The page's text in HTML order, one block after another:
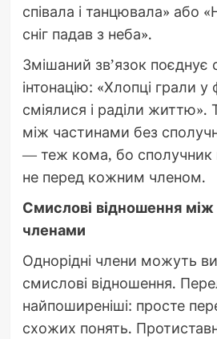
співала і танцювала» або
сніг падав з неба».
Змішаний зв’язок поєднує
інтонацію: «Хлопці грали у
сміялися і раділи життю».
між частинами без
— теж кома, бо сполучник
не перед кожним членом.
Смислові відношення
членами
Однорідні члени можуть
смислові відношення.
найпоширеніші: просте
схожих понять.